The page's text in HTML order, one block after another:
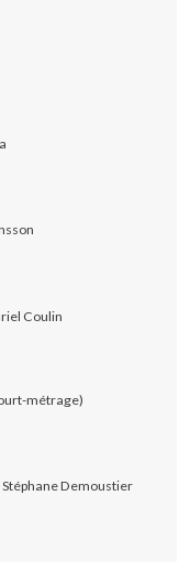
Coulin
métrage)
Stéphane Demoustier